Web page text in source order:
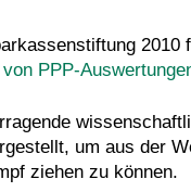
PPP-
um aus der
ziehen zu können.